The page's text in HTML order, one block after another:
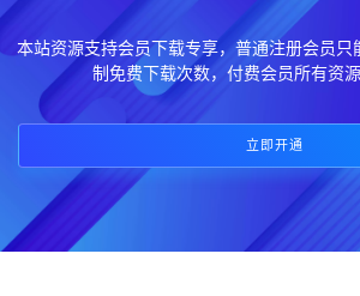
本站资源支持会员下载专享，普通注册会员只
制免费下载次数，付费会员所有资
立即开通